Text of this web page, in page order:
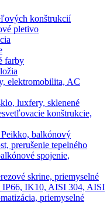
konštrukcií
pletivo
farby
elektromobilita, AC
luxfery, sklenené
konštrukcie,
balkónový
prerušenie tepelného
spojenie,
skrine, priemyselné
IP66, IK10, AISI 304, AISI
priemyselné